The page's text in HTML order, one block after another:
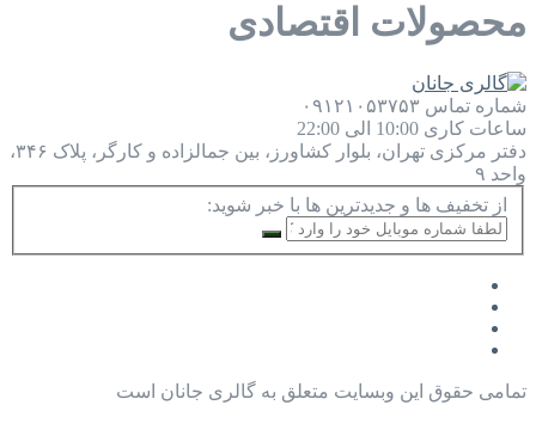
محصولات اقتصادی
شماره تماس ۰۹۱۲۱۰۵۳۷۵۳
ساعات کاری 10:00 الی 22:00
دفتر مرکزی
تهران، بلوار کشاورز، بین جمالزاده و کارگر، پلاک ۳۴۶،
واحد ۹
از تخفیف ها و جدیدترین ها با خبر شوید:
تمامی حقوق این وبسایت متعلق به گالری جانان است